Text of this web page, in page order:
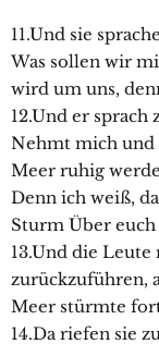
11.Und sie
Was sollen wir
wird um uns,
12.Und er sprach
Nehmt mich und
Meer ruhig
Denn ich weiß,
Sturm Über
13.Und die Leute
zurückzuführen,
Meer stürmte
14.Da riefen sie